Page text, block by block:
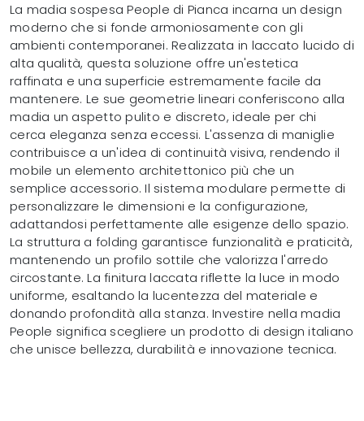
La madia sospesa People di Pianca incarna un design
moderno che si fonde armoniosamente con gli
ambienti contemporanei. Realizzata in laccato lucido di
alta qualità, questa soluzione offre un'estetica
raffinata e una superficie estremamente facile da
mantenere. Le sue geometrie lineari conferiscono alla
madia un aspetto pulito e discreto, ideale per chi
cerca eleganza senza eccessi. L'assenza di maniglie
contribuisce a un'idea di continuità visiva, rendendo il
mobile un elemento architettonico più che un
semplice accessorio. Il sistema modulare permette di
personalizzare le dimensioni e la configurazione,
adattandosi perfettamente alle esigenze dello spazio.
La struttura a folding garantisce funzionalità e praticità,
mantenendo un profilo sottile che valorizza l'arredo
circostante. La finitura laccata riflette la luce in modo
uniforme, esaltando la lucentezza del materiale e
donando profondità alla stanza. Investire nella madia
People significa scegliere un prodotto di design italiano
che unisce bellezza, durabilità e innovazione tecnica.